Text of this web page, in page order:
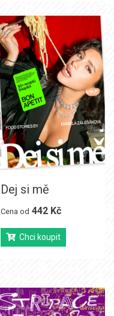
Dej si mě
Cena od 442 Kč
Chci koupit